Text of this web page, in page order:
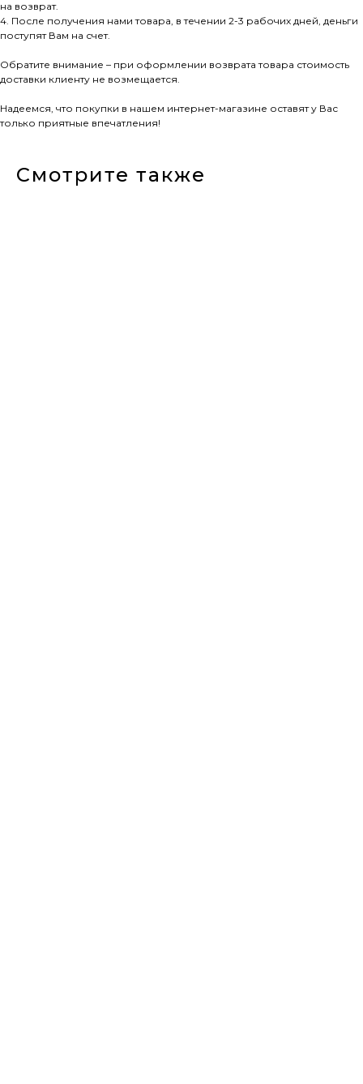
на возврат.
4. После получения нами товара, в течении 2-3 рабочих дней, деньги
поступят Вам на счет.
Обратите внимание – при оформлении возврата товара стоимость
доставки клиенту не возмещается.
Надеемся, что покупки в нашем интернет-магазине оставят у Вас
только приятные впечатления!
Смотрите также